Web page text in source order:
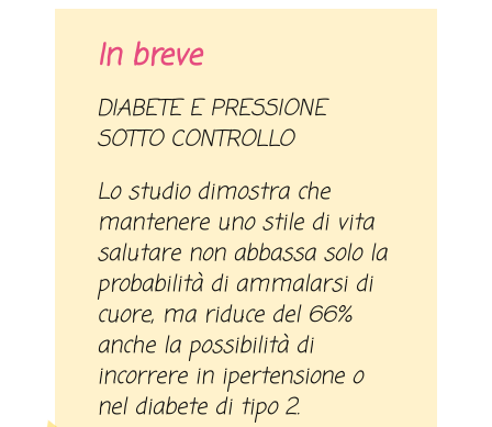
In breve
DIABETE E PRESSIONE
SOTTO CONTROLLO
Lo studio dimostra che
mantenere uno stile di vita
salutare non abbassa solo la
probabilità di ammalarsi di
cuore, ma riduce del 66%
anche la possibilità di
incorrere in ipertensione o
nel diabete di tipo 2.